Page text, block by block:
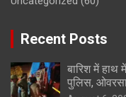
Recent Posts
बारिश में
पुलिस,